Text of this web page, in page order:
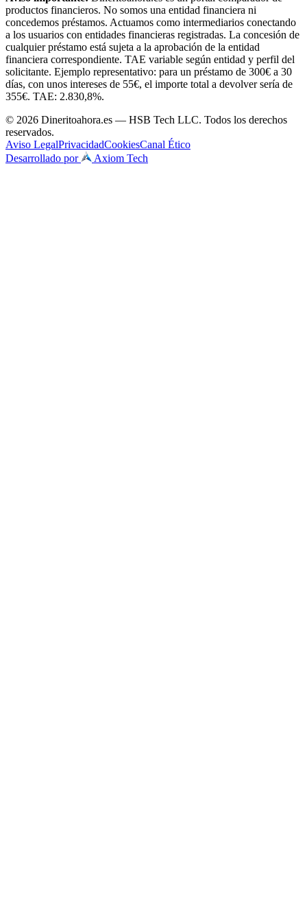
productos financieros. No somos una entidad financiera ni
concedemos préstamos. Actuamos como intermediarios conectando
a los usuarios con entidades financieras registradas. La concesión de
cualquier préstamo está sujeta a la aprobación de la entidad
financiera correspondiente. TAE variable según entidad y perfil del
solicitante. Ejemplo representativo: para un préstamo de 300€ a 30
días, con unos intereses de 55€, el importe total a devolver sería de
355€. TAE: 2.830,8%.
© 2026 Dineritoahora.es — HSB Tech LLC. Todos los derechos
reservados.
Aviso LegalPrivacidadCookiesCanal Ético
Desarrollado por
Axiom Tech